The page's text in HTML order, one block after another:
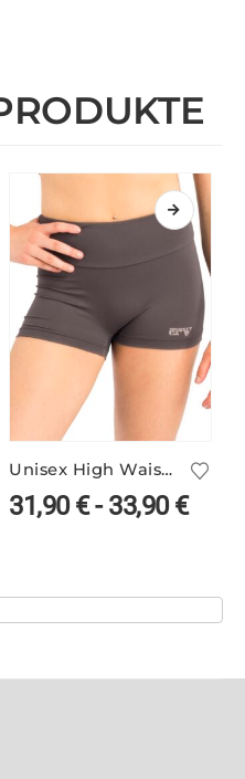
Unisex High Waist Hotpants EYSTRA/1 in vielen Farben
31,90€-33,90€